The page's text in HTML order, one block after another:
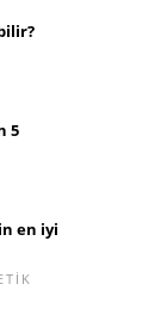
5
en iyi